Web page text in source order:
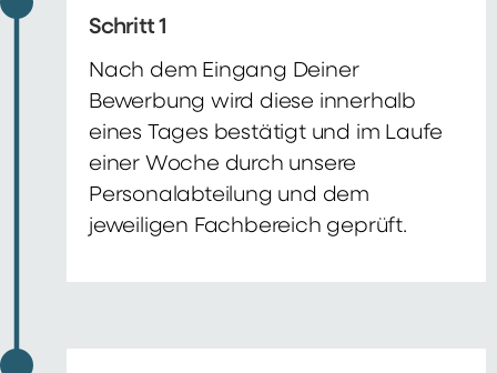
Schritt 1
Nach dem Eingang Deiner
Bewerbung wird diese innerhalb
eines Tages bestätigt und im Laufe
einer Woche durch unsere
Personalabteilung und dem
jeweiligen Fachbereich geprüft.